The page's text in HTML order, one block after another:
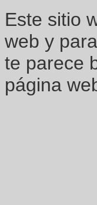
Este sitio
web y
te parece
página